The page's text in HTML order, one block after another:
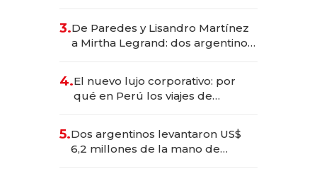
las marcas "fast premium"
3.De Paredes y Lisandro Martínez
a Mirtha Legrand: dos argentinos
4.El nuevo lujo corporativo: por
qué en Perú los viajes de
para convertirse en experiencias
transformadoras
5.Dos argentinos levantaron US$
6,2 millones de la mano de